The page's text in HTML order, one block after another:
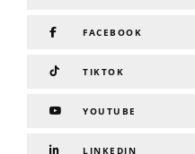
FACEBOOK
TIKTOK
YOUTUBE
LINKEDIN